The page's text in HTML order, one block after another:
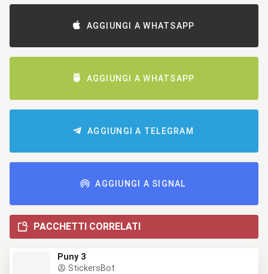
AGGIUNGI A WHATSAPP
AGGIUNGI A WHATSAPP
AGGIUNGI A TELEGRAM
AGGIUNGI A SIGNAL
PACCHETTI CORRELATI
Puny 3
StickersBot